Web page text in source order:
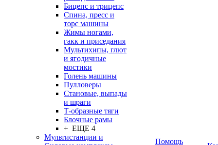
Бицепс и трицепс
Спина, пресс и
торс машины
Жимы ногами,
гакк и приседания
Мультихипы, глют
и ягодичные
мостики
Голень машины
Пулловеры
Становые, выпады
и шраги
Т-образные тяги
Блочные рамы
+ ЕЩЕ 4
Мультистанции и
Помощь